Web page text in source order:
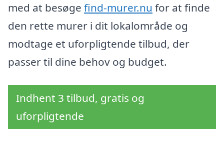
med at besøge find-murer.nu for at finde
den rette murer i dit lokalområde og
modtage et uforpligtende tilbud, der
passer til dine behov og budget.
Indhent 3 tilbud, gratis og
uforpligtende